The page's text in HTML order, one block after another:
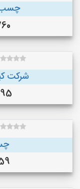
چسب
شرکت